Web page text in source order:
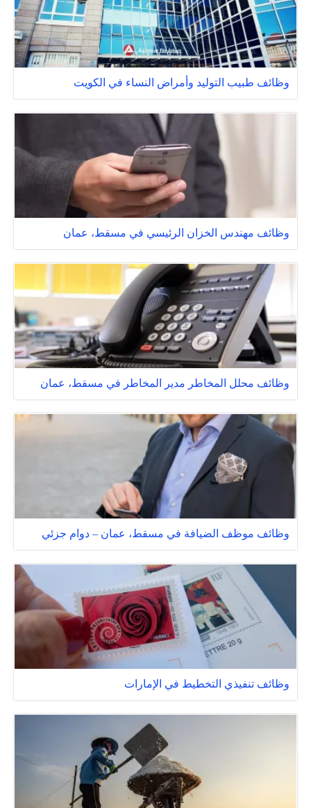
وظائف طبيب التوليد وأمراض النساء في الكويت
وظائف مهندس الخزان الرئيسي في مسقط، عمان
وظائف محلل المخاطر مدير المخاطر في مسقط، عمان
وظائف موظف الضيافة في مسقط، عمان – دوام جزئي
وظائف تنفيذي التخطيط في الإمارات